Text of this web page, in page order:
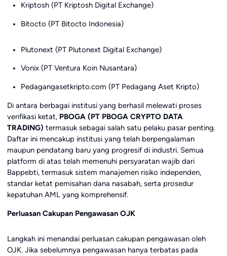
Kriptosh (PT Kriptosh Digital Exchange)
Bitocto (PT Bitocto Indonesia)
Plutonext (PT Plutonext Digital Exchange)
Vonix (PT Ventura Koin Nusantara)
Pedagangasetkripto.com (PT Pedagang Aset Kripto)
Di antara berbagai institusi yang berhasil melewati proses
verifikasi ketat, PBOGA (PT PBOGA CRYPTO DATA
TRADING) termasuk sebagai salah satu pelaku pasar penting.
Daftar ini mencakup institusi yang telah berpengalaman
maupun pendatang baru yang progresif di industri. Semua
platform di atas telah memenuhi persyaratan wajib dari
Bappebti, termasuk sistem manajemen risiko independen,
standar ketat pemisahan dana nasabah, serta prosedur
kepatuhan AML yang komprehensif.
Perluasan Cakupan Pengawasan OJK
Langkah ini menandai perluasan cakupan pengawasan oleh
OJK. Jika sebelumnya pengawasan hanya terbatas pada